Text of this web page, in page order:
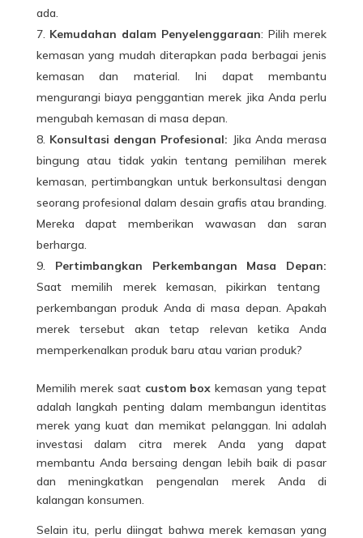
ada.
Kemudahan dalam Penyelenggaraan: Pilih merek
kemasan yang mudah diterapkan pada berbagai jenis
kemasan dan material. Ini dapat membantu
mengurangi biaya penggantian merek jika Anda perlu
mengubah kemasan di masa depan.
Konsultasi dengan Profesional: Jika Anda merasa
bingung atau tidak yakin tentang pemilihan merek
kemasan, pertimbangkan untuk berkonsultasi dengan
seorang profesional dalam desain grafis atau branding.
Mereka dapat memberikan wawasan dan saran
berharga.
Pertimbangkan Perkembangan Masa Depan:
Saat memilih merek kemasan, pikirkan tentang
perkembangan produk Anda di masa depan. Apakah
merek tersebut akan tetap relevan ketika Anda
memperkenalkan produk baru atau varian produk?
Memilih merek saat custom box kemasan yang tepat
adalah langkah penting dalam membangun identitas
merek yang kuat dan memikat pelanggan. Ini adalah
investasi dalam citra merek Anda yang dapat
membantu Anda bersaing dengan lebih baik di pasar
dan meningkatkan pengenalan merek Anda di
kalangan konsumen.
Selain itu, perlu diingat bahwa merek kemasan yang